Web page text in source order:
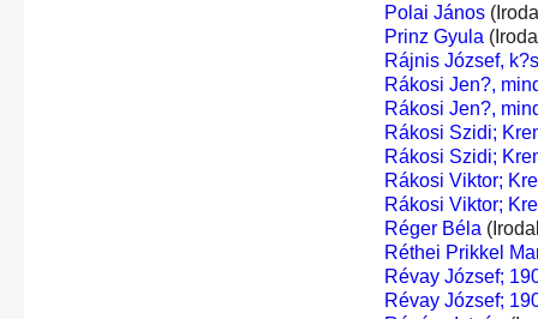
Polai János
Prinz Gyula
Rájnis József,
Rákosi Jen?,
Rákosi Jen?,
Rákosi Szidi;
Rákosi Szidi;
Rákosi Viktor;
Rákosi Viktor;
Réger Béla
Réthei Prikkel
Révay József;
Révay József;